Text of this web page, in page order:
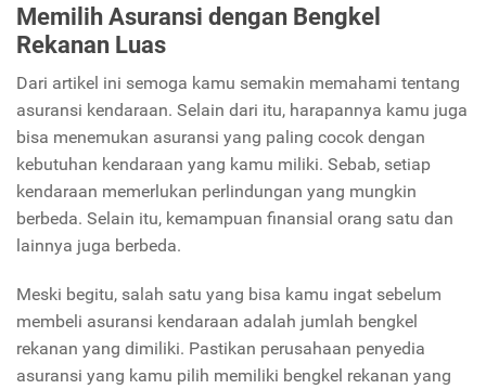
Memilih Asuransi dengan Bengkel
Rekanan Luas
Dari artikel ini semoga kamu semakin memahami tentang
asuransi kendaraan. Selain dari itu, harapannya kamu juga
bisa menemukan asuransi yang paling cocok dengan
kebutuhan kendaraan yang kamu miliki. Sebab, setiap
kendaraan memerlukan perlindungan yang mungkin
berbeda. Selain itu, kemampuan finansial orang satu dan
lainnya juga berbeda.
Meski begitu, salah satu yang bisa kamu ingat sebelum
membeli asuransi kendaraan adalah jumlah bengkel
rekanan yang dimiliki. Pastikan perusahaan penyedia
asuransi yang kamu pilih memiliki bengkel rekanan yang